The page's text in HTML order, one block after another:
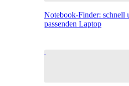
Notebook-Finder: schnell
passenden Laptop